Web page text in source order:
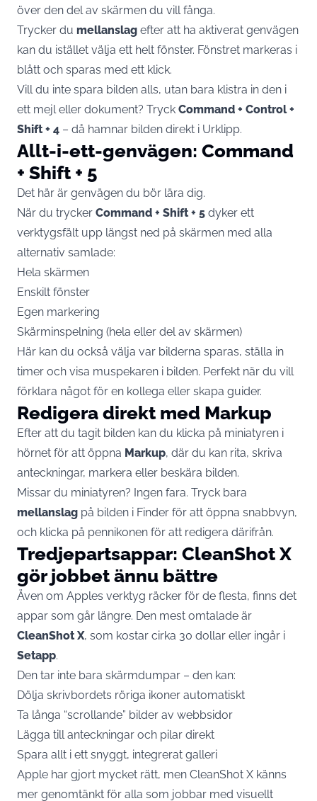
över den del av skärmen du vill fånga.
Trycker du mellanslag efter att ha aktiverat genvägen
kan du istället välja ett helt fönster. Fönstret markeras i
blått och sparas med ett klick.
Vill du inte spara bilden alls, utan bara klistra in den i
ett mejl eller dokument? Tryck Command + Control +
Shift + 4 – då hamnar bilden direkt i Urklipp.
Allt-i-ett-genvägen: Command
+ Shift + 5
Det här är genvägen du bör lära dig.
När du trycker Command + Shift + 5 dyker ett
verktygsfält upp längst ned på skärmen med alla
alternativ samlade:
Hela skärmen
Enskilt fönster
Egen markering
Skärminspelning (hela eller del av skärmen)
Här kan du också välja var bilderna sparas, ställa in
timer och visa muspekaren i bilden. Perfekt när du vill
förklara något för en kollega eller skapa guider.
Redigera direkt med Markup
Efter att du tagit bilden kan du klicka på miniatyren i
hörnet för att öppna Markup, där du kan rita, skriva
anteckningar, markera eller beskära bilden.
Missar du miniatyren? Ingen fara. Tryck bara
mellanslag på bilden i Finder för att öppna snabbvyn,
och klicka på pennikonen för att redigera därifrån.
Tredjepartsappar: CleanShot X
gör jobbet ännu bättre
Även om Apples verktyg räcker för de flesta, finns det
appar som går längre. Den mest omtalade är
CleanShot X, som kostar cirka 30 dollar eller ingår i
Setapp.
Den tar inte bara skärmdumpar – den kan:
Dölja skrivbordets röriga ikoner automatiskt
Ta långa “scrollande” bilder av webbsidor
Lägga till anteckningar och pilar direkt
Spara allt i ett snyggt, integrerat galleri
Apple har gjort mycket rätt, men CleanShot X känns
mer genomtänkt för alla som jobbar med visuellt